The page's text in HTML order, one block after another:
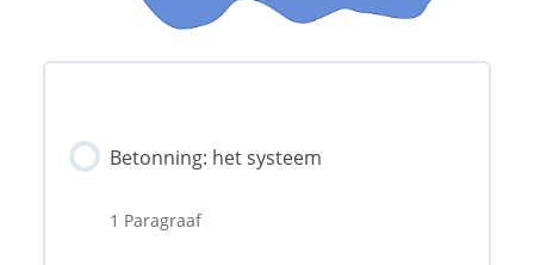
Betonning: het systeem
1 Paragraaf